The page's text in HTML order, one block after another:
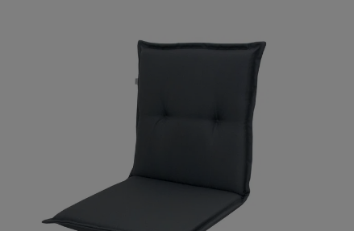
Schutz gegen Pilze und
Minimum beschränkt und Sie
können. Das Teakholz ist ein
Einzelstück werden. Diese
schönen Silbergrau
Schlagen Sie zu und holen
Hause.